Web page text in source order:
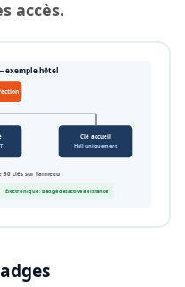
accès.
exemple hôtel
Clé accueil
Hall uniquement
clés sur l’anneau
Électronique : badge désactivé à distance